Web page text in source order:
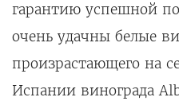
гарантию успешной
очень удачны белые
произрастающего на
Испании винограда